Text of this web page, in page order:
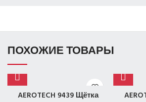
ПОХОЖИЕ ТОВАРЫ
AEROTECH 9439 Щётка